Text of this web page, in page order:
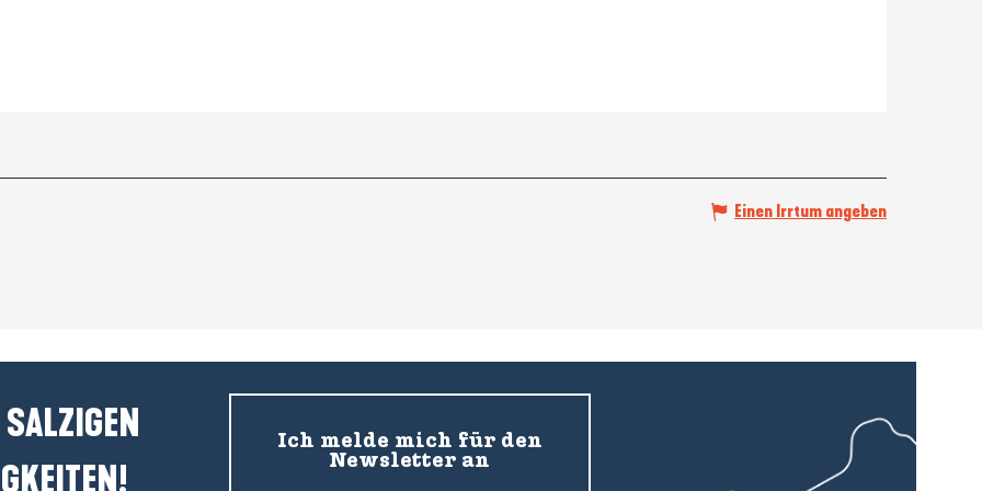
Einen Irrtum angeben
Ich melde mich für den
Newsletter an